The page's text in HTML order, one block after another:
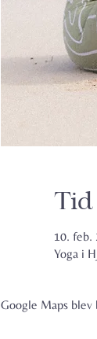
Tid
10. feb.
Yoga i
Google Maps